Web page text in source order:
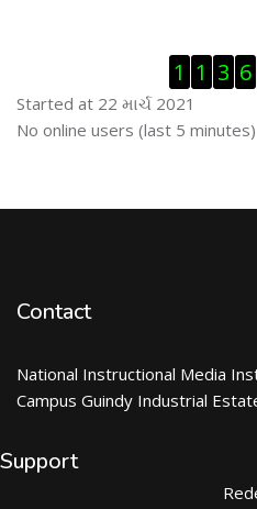
Visitor Counter છોડી દો
1 1 3 6
Started at 22 માર્ચ 2021
ઓનલાઇન યુઝર્સ છોડી દો
No online users (last 5 minutes)
Contact
National Instructional Media
Campus Guindy Industrial
Support